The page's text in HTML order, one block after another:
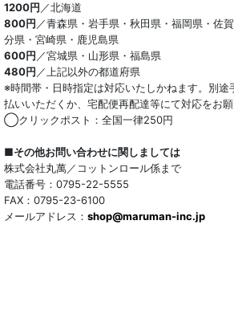
1200円／北海道
800円／青森県・岩手県・秋田県・福岡県・佐
分県・宮崎県・鹿児島県
600円／宮城県・山形県・福島県
480円／上記以外の都道府県
※時間帯・日時指定は対応いたしかねます。別途
払いいただくか、宅配便再配達等にて対応をお願
◯クリックポスト：全国一律250円
■その他お問い合わせに関しましては
株式会社丸萬／コットンロール係まで
電話番号：0795-22-5555
FAX：0795-23-6100
メールアドレス： shop@maruman-inc.jp